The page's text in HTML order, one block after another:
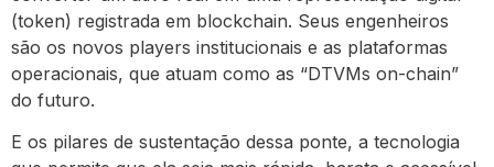
(token) registrada em blockchain. Seus engenheiros
são os novos players institucionais e as plataformas
operacionais, que atuam como as “DTVMs on-chain”
do futuro.
E os pilares de sustentação dessa ponte, a tecnologia